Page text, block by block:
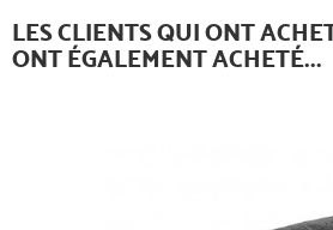
LES CLIENTS QUI ONT
ONT ÉGALEMENT ACHETÉ...